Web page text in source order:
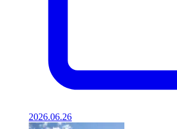
2026.06.26